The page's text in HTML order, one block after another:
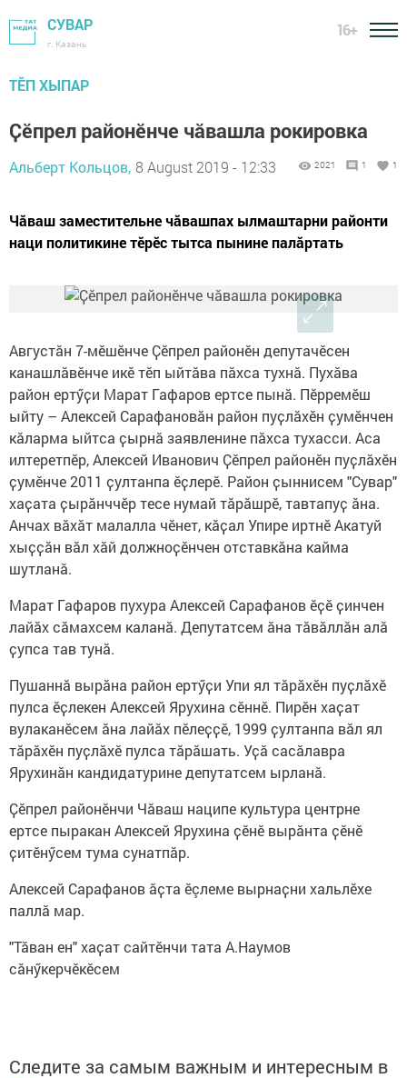
СУВАР
г. Казань
16+
ТӖП ХЫПАР
Ҫӗпрел районӗнче чӑвашла рокировка
Альберт Кольцов, 8 August 2019 - 12:33 2021 1 1
Чӑваш заместительне чӑвашпах ылмаштарни районти
наци политикине тӗрӗс тытса пынине палӑртать
Августӑн 7-мӗшӗнче Ҫӗпрел районӗн депутачӗсен
канашлӑвӗнче икӗ тӗп ыйтӑва пӑхса тухнӑ. Пухӑва
район ертӳҫи Марат Гафаров ертсе пынӑ. Пӗрремӗш
ыйту – Алексей Сарафановӑн район пуҫлӑхӗн ҫумӗнчен
кӑларма ыйтса ҫырнӑ заявленине пӑхса тухасси. Аса
илтеретпӗр, Алексей Иванович Ҫӗпрел районӗн пуҫлӑхӗн
ҫумӗнче 2011 ҫултанпа ӗҫлерӗ. Район ҫыннисем "Сувар"
хаҫата ҫырӑнччӗр тесе нумай тӑрӑшрӗ, тавтапуҫ ӑна.
Анчах вӑхӑт малалла чӗнет, кӑҫал Упире иртнӗ Акатуй
хыҫҫӑн вӑл хӑй должноҫӗнчен отставкӑна кайма
шутланӑ.
Марат Гафаров пухура Алексей Сарафанов ӗҫӗ ҫинчен
лайӑх сӑмахсем каланӑ. Депутатсем ӑна тӑвӑллӑн алӑ
ҫупса тав тунӑ.
Пушаннӑ вырӑна район ертӳҫи Упи ял тӑрӑхӗн пуҫлӑхӗ
пулса ӗҫлекен Алексей Ярухина сӗннӗ. Пирӗн хаҫат
вулаканӗсем ӑна лайӑх пӗлеҫҫӗ, 1999 ҫултанпа вӑл ял
тӑрӑхӗн пуҫлӑхӗ пулса тӑрӑшать. Уҫӑ сасӑлавра
Ярухинӑн кандидатурине депутатсем ырланӑ.
Ҫӗпрел районӗнчи Чӑваш наципе культура центрне
ертсе пыракан Алексей Ярухина ҫӗнӗ вырӑнта ҫӗнӗ
ҫитӗнӳсем тума сунатпӑр.
Алексей Сарафанов ӑҫта ӗçлеме вырнаҫни хальлӗхе
паллӑ мар.
"Тӑван ен" хаҫат сайтӗнчи тата А.Наумов
сӑнӳкерчӗкӗсем
Следите за самым важным и интересным в